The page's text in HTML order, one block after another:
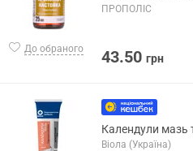
До обраного
ПРОПОЛІС
43.50 грн
Календули мазь
Віола (Україна)